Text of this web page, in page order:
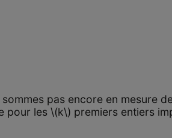
pas encore en mesure
pour les \(k\) premiers entiers